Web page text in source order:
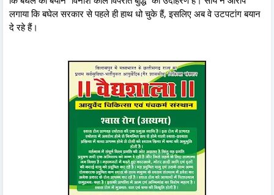
लगाया कि बघेल सरकार से पहले ही हाथ धो चुके हैं, इसलिए अब वे उटपटांग बयान
दे रहे हैं।